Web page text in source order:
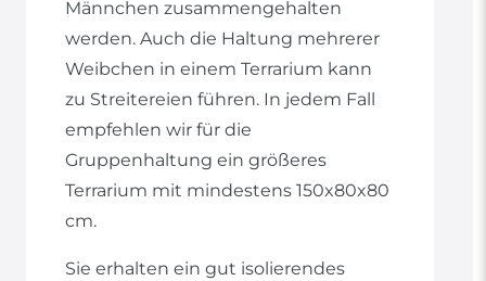
Männchen zusammengehalten
werden. Auch die Haltung mehrerer
Weibchen in einem Terrarium kann
zu Streitereien führen. In jedem Fall
empfehlen wir für die
Gruppenhaltung ein größeres
Terrarium mit mindestens 150x80x80
cm.
Sie erhalten ein gut isolierendes